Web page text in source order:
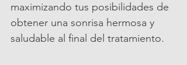
maximizando tus posibilidades de
obtener una sonrisa hermosa y
saludable al final del tratamiento.